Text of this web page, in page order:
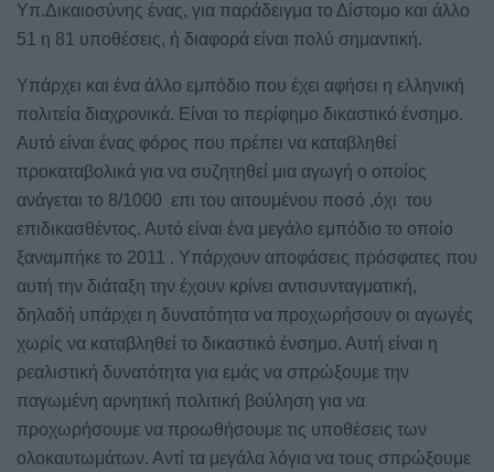
Υπ.Δικαιοσύνης ένας, για παράδειγμα το Δίστομο και άλλο
51 η 81 υποθέσεις, ή διαφορά είναι πολύ σημαντική.
Υπάρχει και ένα άλλο εμπόδιο που έχει αφήσει η ελληνική
πολιτεία διαχρονικά. Είναι το περίφημο δικαστικό ένσημο.
Αυτό είναι ένας φόρος που πρέπει να καταβληθεί
προκαταβολικά για να συζητηθεί μια αγωγή ο οποίος
ανάγεται το 8/1000 επι του αιτουμένου ποσό ,όχι του
επιδικασθέντος. Αυτό είναι ένα μεγάλο εμπόδιο το οποίο
ξαναμπήκε το 2011 . Υπάρχουν αποφάσεις πρόσφατες που
αυτή την διάταξη την έχουν κρίνει αντισυνταγματική,
δηλαδή υπάρχει η δυνατότητα να προχωρήσουν οι αγωγές
χωρίς να καταβληθεί το δικαστικό ένσημο. Αυτή είναι η
ρεαλιστική δυνατότητα για εμάς να σπρώξουμε την
παγωμένη αρνητική πολιτική βούληση για να
προχωρήσουμε να προωθήσουμε τις υποθέσεις των
ολοκαυτωμάτων. Αντί τα μεγάλα λόγια να τους σπρώξουμε